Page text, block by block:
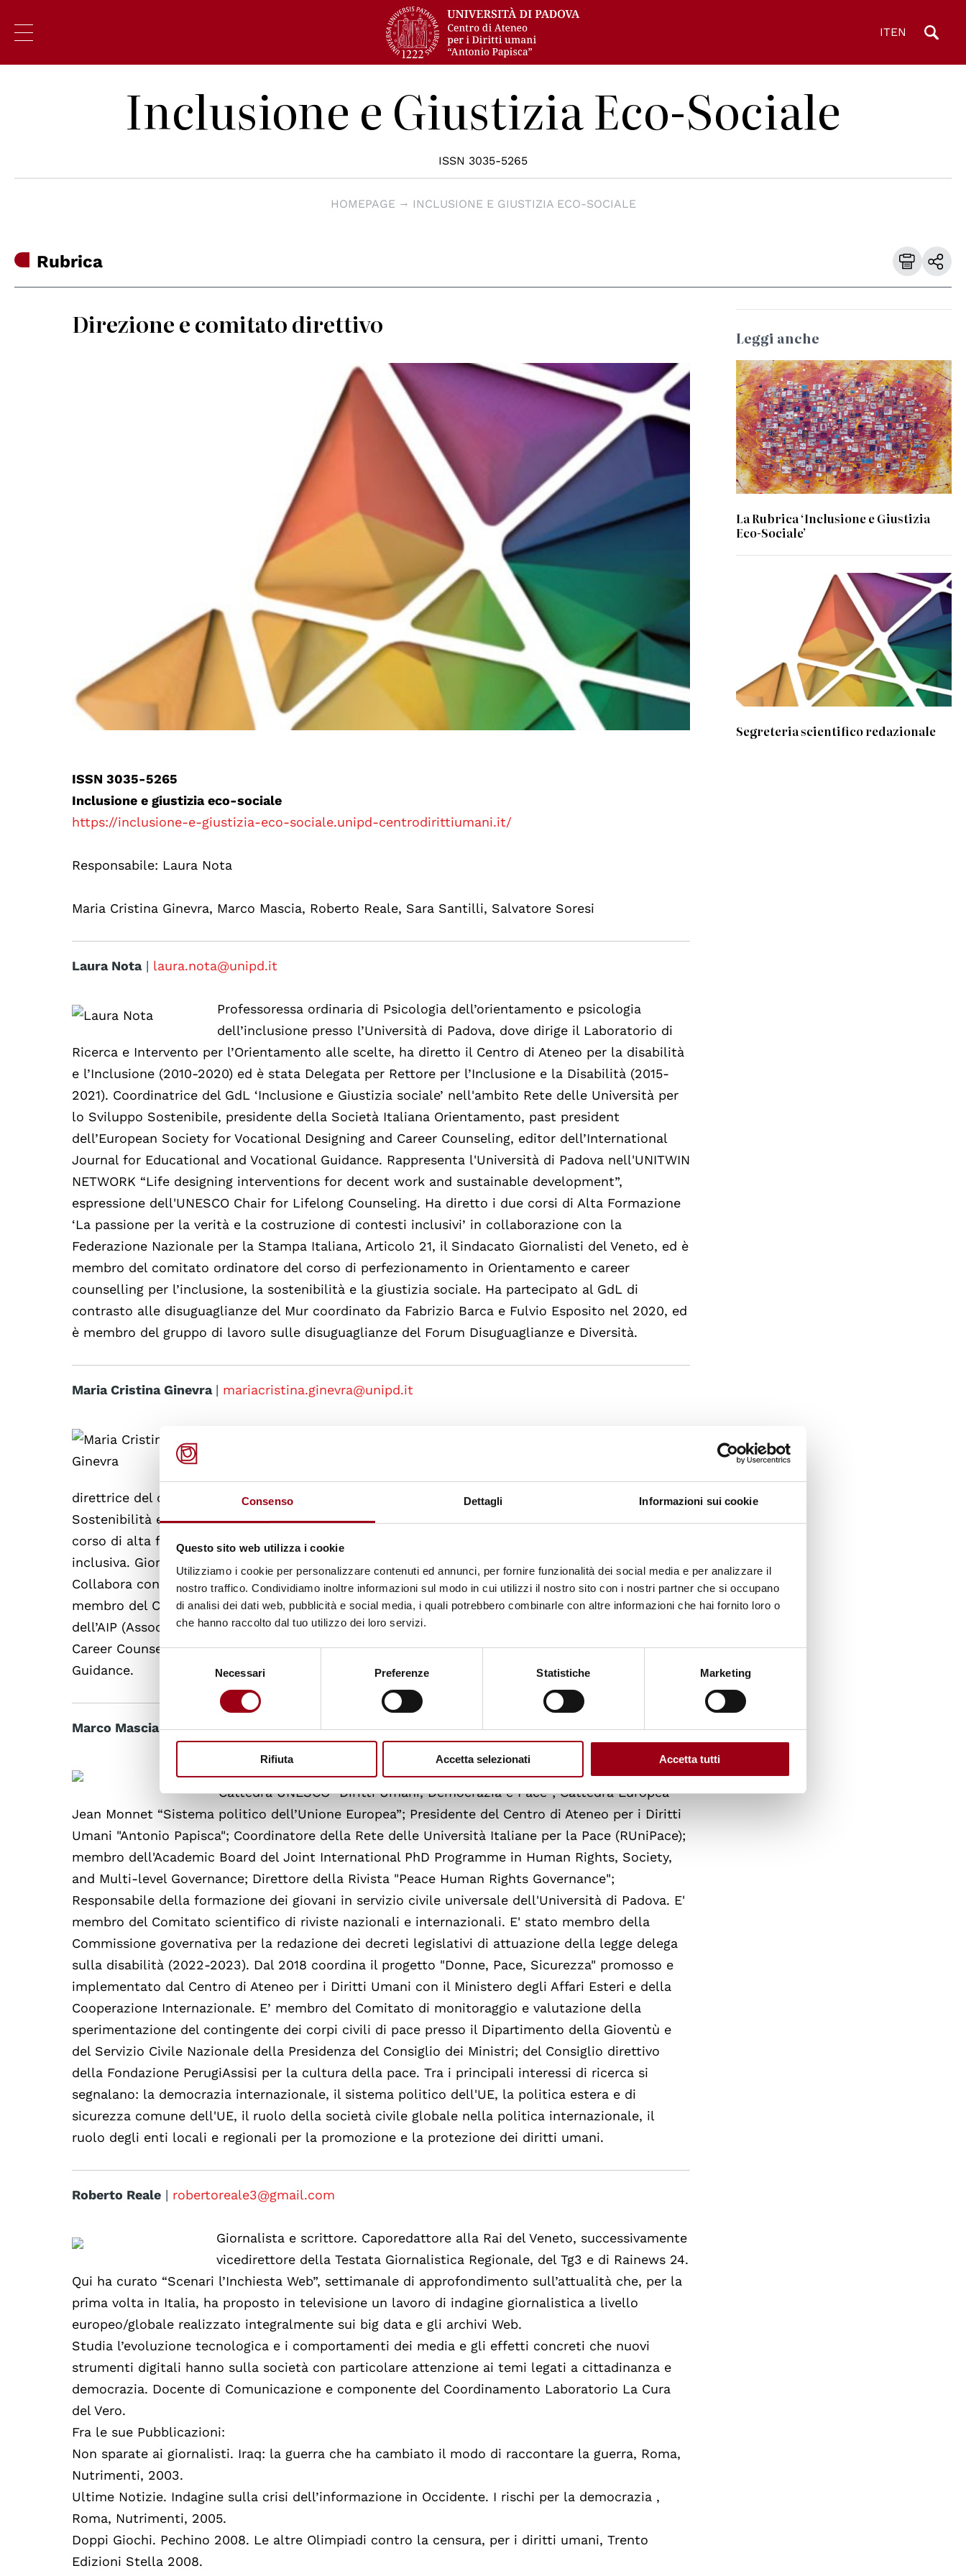
Consenso Dettagli Informazioni sui cookie
Questo sito web utilizza i cookie
Utilizziamo i cookie per personalizzare contenuti ed annunci, per fornire funzionalità dei social media e per analizzare il
nostro traffico. Condividiamo inoltre informazioni sul modo in cui utilizzi il nostro sito con i nostri partner che si occupano
di analisi dei dati web, pubblicità e social media, i quali potrebbero combinarle con altre informazioni che hai fornito loro o
che hanno raccolto dal tuo utilizzo dei loro servizi.
Selezione
Necessari Preferenze Statistiche Marketing
Rifiuta Accetta selezionati Accetta tutti
ITEN
Inclusione e Giustizia Eco-Sociale
ISSN 3035-5265
HOMEPAGE INCLUSIONE E GIUSTIZIA ECO-SOCIALE
Rubrica
Direzione e comitato direttivo
ISSN 3035-5265
Inclusione e giustizia eco-sociale
https://inclusione-e-giustizia-eco-sociale.unipd-centrodirittiumani.it/
Responsabile: Laura Nota
Maria Cristina Ginevra, Marco Mascia, Roberto Reale, Sara Santilli, Salvatore Soresi
Laura Nota| laura.nota@unipd.it
Professoressa ordinaria di Psicologia dell’orientamento e psicologia
dell’inclusione presso l’Università di Padova, dove dirige il Laboratorio di
Ricerca e Intervento per l’Orientamento alle scelte, ha diretto il Centro di Ateneo per la disabilità
e l’Inclusione (2010-2020) ed è stata Delegata per Rettore per l’Inclusione e la Disabilità (2015-
2021). Coordinatrice del GdL ‘Inclusione e Giustizia sociale’ nell'ambito Rete delle Università per
lo Sviluppo Sostenibile, presidente della Società Italiana Orientamento, past president
dell’European Society for Vocational Designing and Career Counseling, editor dell’International
Journal for Educational and Vocational Guidance. Rappresenta l'Università di Padova nell'UNITWIN
NETWORK “Life designing interventions for decent work and sustainable development”,
espressione dell'UNESCO Chair for Lifelong Counseling. Ha diretto i due corsi di Alta Formazione
‘La passione per la verità e la costruzione di contesti inclusivi’ in collaborazione con la
Federazione Nazionale per la Stampa Italiana, Articolo 21, il Sindacato Giornalisti del Veneto, ed è
membro del comitato ordinatore del corso di perfezionamento in Orientamento e career
counselling per l’inclusione, la sostenibilità e la giustizia sociale. Ha partecipato al GdL di
contrasto alle disuguaglianze del Mur coordinato da Fabrizio Barca e Fulvio Esposito nel 2020, ed
è membro del gruppo di lavoro sulle disuguaglianze del Forum Disuguaglianze e Diversità.
Maria Cristina Ginevra | mariacristina.ginevra@unipd.it
direttrice del corso di perfezionamento in ‘Orientamento e Career Counselling per l’Inclusione, la
Sostenibilità e la Giustizia sociale’ ed è stata membro del Comitato ordinatore e scientifico del
corso di alta formazione “Raccontare la verità: come informare promuovendo una società
inclusiva. Giornalismo di inchiesta sociale: ricerca e accuratezza antidoti alle fake news”.
Collabora con il La.R.I.O.S. (Laboratorio di Ricerca ed Intervento per l’Orientamento alle Scelte). È
membro del Consiglio Direttivo della SIO (Società Italiana per l’Orientamento), membro ordinario
dell’AIP (Associazione Italiana Psicologi), e dell’European Society for Vocational Designing and
Career Counseling. È co-editor dell’International Journal for Educational and Vocational
Guidance.
Marco Mascia| marco.mascia@unipd.it
Professore di Relazioni internazionali nell’Università di Padova; coordina la
Cattedra UNESCO "Diritti Umani, Democrazia e Pace"; Cattedra Europea
Jean Monnet “Sistema politico dell’Unione Europea”; Presidente del Centro di Ateneo per i Diritti
Umani "Antonio Papisca"; Coordinatore della Rete delle Università Italiane per la Pace (RUniPace);
membro dell'Academic Board del Joint International PhD Programme in Human Rights, Society,
and Multi-level Governance; Direttore della Rivista "Peace Human Rights Governance";
Responsabile della formazione dei giovani in servizio civile universale dell'Università di Padova. E'
membro del Comitato scientifico di riviste nazionali e internazionali. E' stato membro della
Commissione governativa per la redazione dei decreti legislativi di attuazione della legge delega
sulla disabilità (2022-2023). Dal 2018 coordina il progetto "Donne, Pace, Sicurezza" promosso e
implementato dal Centro di Ateneo per i Diritti Umani con il Ministero degli Affari Esteri e della
Cooperazione Internazionale. E’ membro del Comitato di monitoraggio e valutazione della
sperimentazione del contingente dei corpi civili di pace presso il Dipartimento della Gioventù e
del Servizio Civile Nazionale della Presidenza del Consiglio dei Ministri; del Consiglio direttivo
della Fondazione PerugiAssisi per la cultura della pace. Tra i principali interessi di ricerca si
segnalano: la democrazia internazionale, il sistema politico dell'UE, la politica estera e di
sicurezza comune dell'UE, il ruolo della società civile globale nella politica internazionale, il
ruolo degli enti locali e regionali per la promozione e la protezione dei diritti umani.
Roberto Reale | robertoreale3@gmail.com
Giornalista e scrittore. Caporedattore alla Rai del Veneto, successivamente
vicedirettore della Testata Giornalistica Regionale, del Tg3 e di Rainews 24.
Qui ha curato “Scenari l’Inchiesta Web”, settimanale di approfondimento sull’attualità che, per la
prima volta in Italia, ha proposto in televisione un lavoro di indagine giornalistica a livello
europeo/globale realizzato integralmente sui big data e gli archivi Web.
Studia l’evoluzione tecnologica e i comportamenti dei media e gli effetti concreti che nuovi
strumenti digitali hanno sulla società con particolare attenzione ai temi legati a cittadinanza e
democrazia. Docente di Comunicazione e componente del Coordinamento Laboratorio La Cura
del Vero.
Fra le sue Pubblicazioni:
Non sparate ai giornalisti. Iraq: la guerra che ha cambiato il modo di raccontare la guerra, Roma,
Nutrimenti, 2003.
Ultime Notizie. Indagine sulla crisi dell’informazione in Occidente. I rischi per la democrazia ,
Roma, Nutrimenti, 2005.
Doppi Giochi. Pechino 2008. Le altre Olimpiadi contro la censura, per i diritti umani, Trento
Edizioni Stella 2008.
Leggi anche
© Anna Piratti
La Rubrica ‘Inclusione e Giustizia
Eco-Sociale’
Segreteria scientifico redazionale